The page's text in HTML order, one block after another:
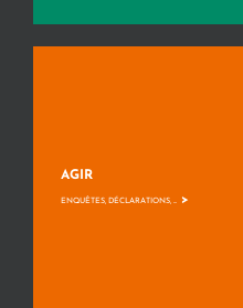
AGIR
ENQUÊTES, DÉCLARATIONS, ... >